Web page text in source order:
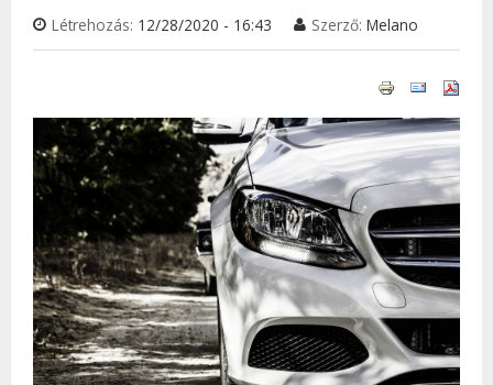
Létrehozás: 12/28/2020 - 16:43 Szerző: Melano